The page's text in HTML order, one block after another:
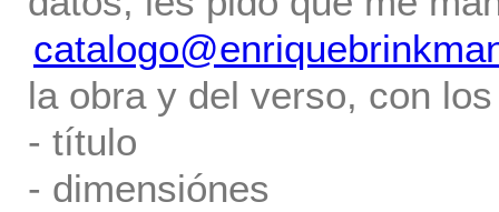
la obra y del verso, con
- título
- dimensiónes